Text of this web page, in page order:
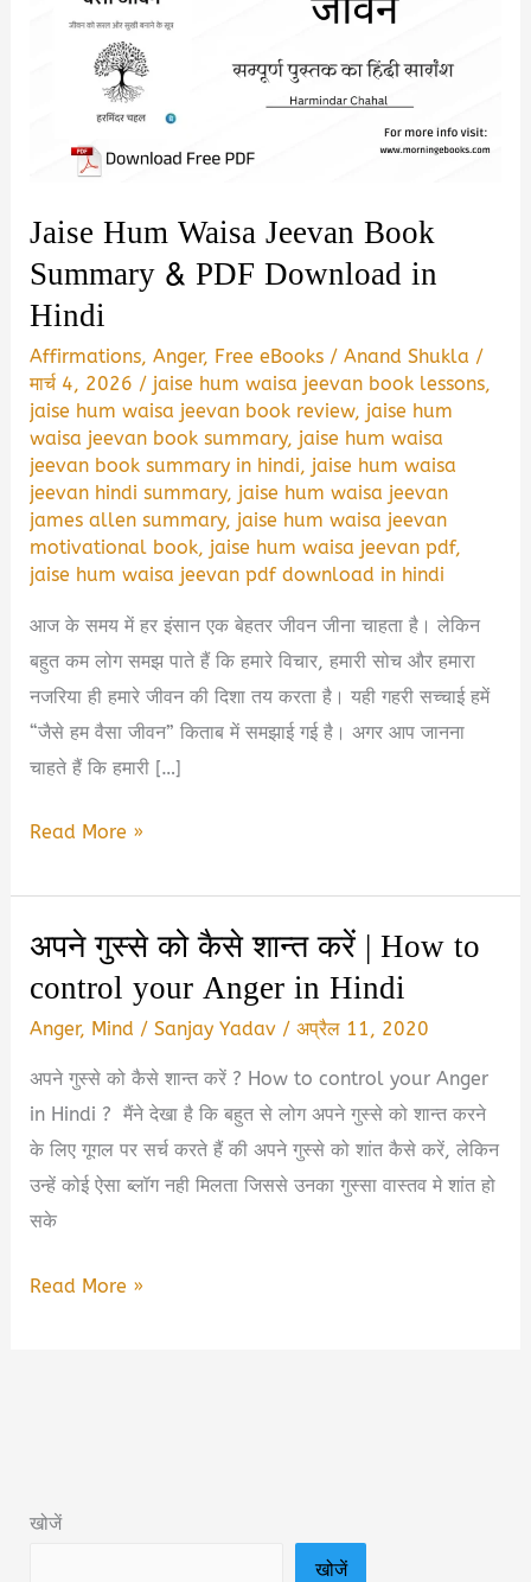
Jaise Hum Waisa Jeevan Book
Summary & PDF Download in
Hindi
Affirmations,Anger, Free eBooks /Anand Shukla /
मार्च 4, 2026 / jaise hum waisa jeevan book lessons,
jaise hum waisa jeevan book review, jaise hum
waisa jeevan book summary, jaise hum waisa
jeevan book summary in hindi, jaise hum waisa
jeevan hindi summary, jaise hum waisa jeevan
james allen summary, jaise hum waisa jeevan
motivational book, jaise hum waisa jeevan pdf,
jaise hum waisa jeevan pdf download in hindi
आज के समय में हर इंसान एक बेहतर जीवन जीना चाहता है। लेकिन
बहुत कम लोग समझ पाते हैं कि हमारे विचार, हमारी सोच और हमारा
नजरिया ही हमारे जीवन की दिशा तय करता है। यही गहरी सच्चाई हमें
“जैसे हम वैसा जीवन” किताब में समझाई गई है। अगर आप जानना
चाहते हैं कि हमारी […]
Jaise
Waisa
Jeevan
PDF
Download
in
Hindi
Read More »
अपने गुस्से को कैसे शान्त करें | How to
control your Anger in Hindi
Anger, Mind /Sanjay Yadav /अप्रैल 11, 2020
अपने गुस्से को कैसे शान्त करें ? How to control your Anger
in Hindi ? मैंने देखा है कि बहुत से लोग अपने गुस्से को शान्त करने
के लिए गूगल पर सर्च करते हैं की अपने गुस्से को शांत कैसे करें, लेकिन
उन्हें कोई ऐसा ब्लॉग नही मिलता जिससे उनका गुस्सा वास्तव मे शांत हो
सके
अपने
How
Read More »
खोजें
खोजें